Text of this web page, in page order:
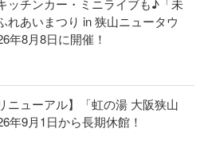
ッチンカー・ミニライブも♪「未
れあいまつり in 狭山ニュータウ
年8月8日に開催！
ニューアル】「虹の湯 大阪狭山
年9月1日から長期休館！